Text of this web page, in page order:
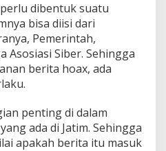
dibentuk suatu
bisa diisi dari
Pemerintah,
Asosiasi Siber. Sehingga
berita hoax, ada
penting di dalam
ada di Jatim. Sehingga
apakah berita itu masuk